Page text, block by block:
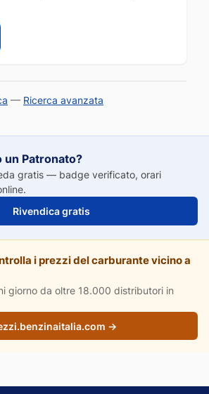
— Ricerca avanzata
un Patronato?
gratis — badge verificato, orari
Rivendica gratis
i prezzi del carburante vicino a
giorno da oltre 18.000 distributori in
→